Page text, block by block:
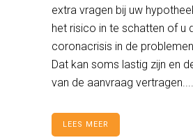
extra vragen bij uw
het risico in te schatten of u
coronacrisis in de
Dat kan soms lastig zijn en
van de aanvraag vertragen....
LEES MEER